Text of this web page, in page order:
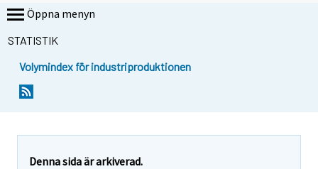
Öppna menyn
STATISTIK
Volymindex för industriproduktionen
Denna sida är arkiverad.